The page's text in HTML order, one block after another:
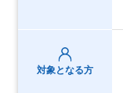
対象となる方